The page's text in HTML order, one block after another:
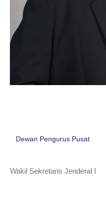
Dewan Pengurus Pusat
Wakil Sekretaris Jenderal I